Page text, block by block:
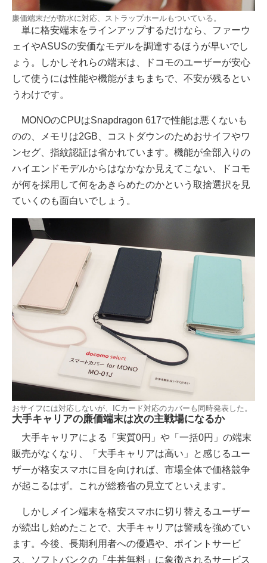
廉価端末だが防水に対応、ストラップホールもついている。
単に格安端末をラインアップするだけなら、ファーウ
ェイやASUSの安価なモデルを調達するほうが早いでし
ょう。しかしそれらの端末は、ドコモのユーザーが安心
して使うには性能や機能がまちまちで、不安が残るとい
うわけです。
MONOのCPUはSnapdragon 617で性能は悪くないも
のの、メモリは2GB、コストダウンのためおサイフやワ
ンセグ、指紋認証は省かれています。機能が全部入りの
ハイエンドモデルからはなかなか見えてこない、ドコモ
が何を採用して何をあきらめたのかという取捨選択を見
ていくのも面白いでしょう。
おサイフには対応しないが、ICカード対応のカバーも同時発表した。
大手キャリアの廉価端末は次の主戦場になるか
大手キャリアによる「実質0円」や「一括0円」の端末
販売がなくなり、「大手キャリアは高い」と感じるユー
ザーが格安スマホに目を向ければ、市場全体で価格競争
が起こるはず。これが総務省の見立てといえます。
しかしメイン端末を格安スマホに切り替えるユーザー
が続出し始めたことで、大手キャリアは警戒を強めてい
ます。今後、長期利用者への優遇や、ポイントサービ
ス、ソフトバンクの「牛丼無料」に象徴されるサービス